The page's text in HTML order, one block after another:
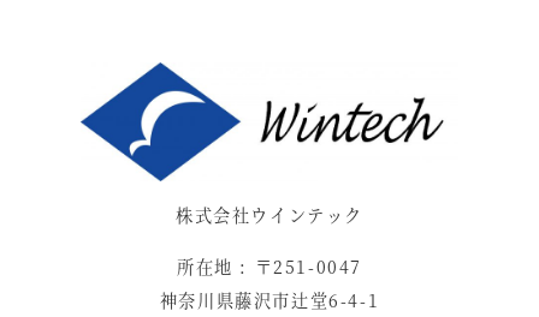
株式会社ウインテック
所在地 : 〒251-0047
神奈川県藤沢市辻堂6-4-1